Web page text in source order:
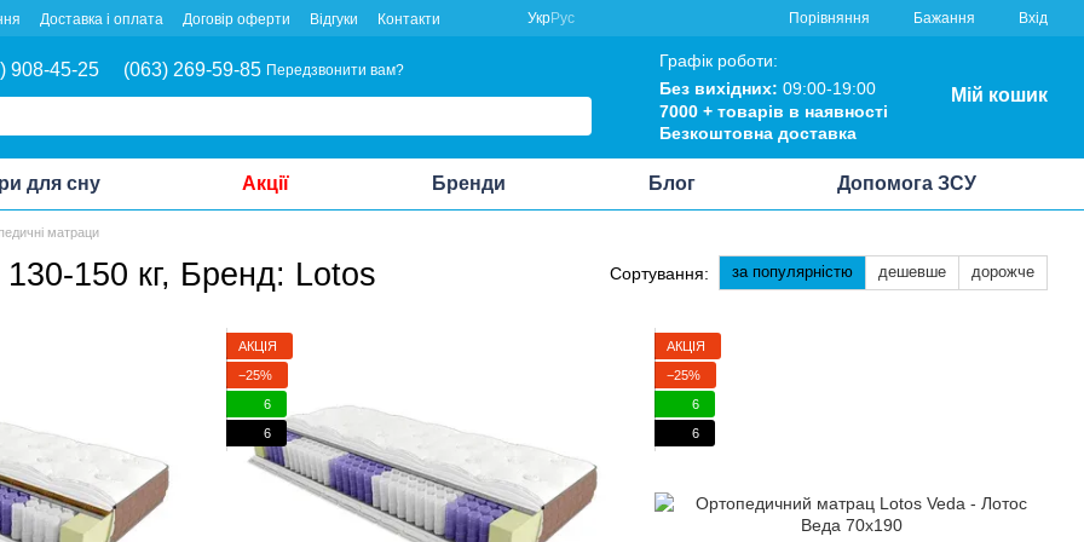
Доставка і оплата Договір оферти Відгуки Контакти УкрРус Порівняння Бажання Вхід
908-45-25 (063) 269-59-85 Передзвонити вам?
Графік роботи:
Без вихідних: 09:00-19:00
7000 + товарів в наявності
Безкоштовна доставка
Мій кошик
для сну Акції Бренди Блог Допомога ЗСУ
матраци
150 кг, Бренд: Lotos Сортування: за популярністю дешевше дорожче
АКЦІЯ
−25%
6
6
АКЦІЯ
−25%
6
6